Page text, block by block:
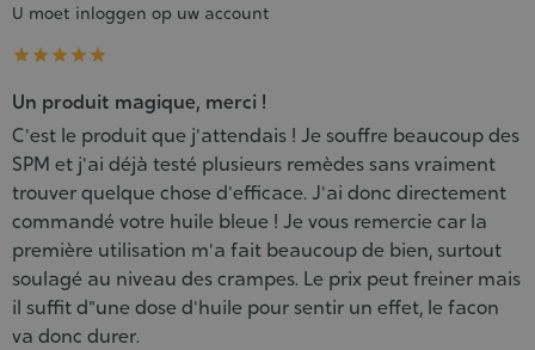
U moet inloggen op uw account
    
Un produit magique, merci !
C'est le produit que j'attendais ! Je souffre beaucoup des
SPM et j'ai déjà testé plusieurs remèdes sans vraiment
trouver quelque chose d'efficace. J'ai donc directement
commandé votre huile bleue ! Je vous remercie car la
première utilisation m'a fait beaucoup de bien, surtout
soulagé au niveau des crampes. Le prix peut freiner mais
il suffit d"une dose d'huile pour sentir un effet, le facon
va donc durer.